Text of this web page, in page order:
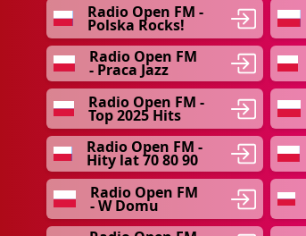
Radio Open FM -
Polska Rocks!
Radio Open FM
- Praca Jazz
Radio Open FM -
Top 2025 Hits
Radio Open FM -
Hity lat 70 80 90
Radio Open FM
- W Domu